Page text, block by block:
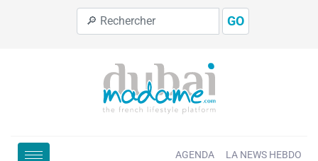
GO
AGENDA LA NEWS HEBDO